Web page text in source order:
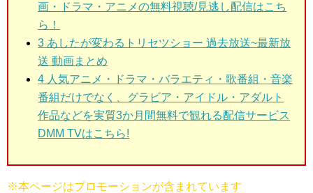
画・ドラマ・アニメの無料視聴/見逃し配信はこち
ら！
3 あしたが変わるトリセツショー 過去放送~最新放
送 動画まとめ
4 人気アニメ・ドラマ・バラエティ・歌番組・音楽
番組だけでなく、グラビア・アイドル・アダルト
作品などを実質3か月間無料で観れる配信サービス
DMM TVはこちら!
※本ページはプロモーションが含まれています